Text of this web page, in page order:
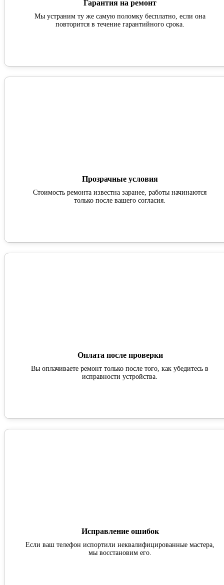
Гарантия на ремонт
Мы устраним ту же самую поломку бесплатно, если она
повторится в течение гарантийного срока.
Прозрачные условия
Стоимость ремонта известна заранее, работы начинаются
только после вашего согласия.
Оплата после проверки
Вы оплачиваете ремонт только после того, как убедитесь в
исправности устройства.
Исправление ошибок
Если ваш телефон испортили неквалифицированные мастера,
мы восстановим его.